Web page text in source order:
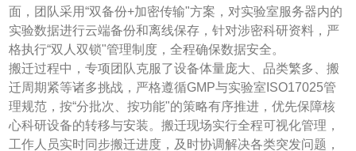
面，团队采用“双备份+加密传输"方案，对实验室服务器内的
实验数据进行云端备份和离线保存，针对涉密科研资料，严
格执行“双人双锁"管理制度，全程确保数据安全。
搬迁过程中，专项团队克服了设备体量庞大、品类繁多、搬
迁周期紧等诸多挑战，严格遵循GMP与实验室ISO17025管
理规范，按“分批次、按功能"的策略有序推进，优先保障核
心科研设备的转移与安装。搬迁现场实行全程可视化管理，
工作人员实时同步搬迁进度，及时协调解决各类突发问题，